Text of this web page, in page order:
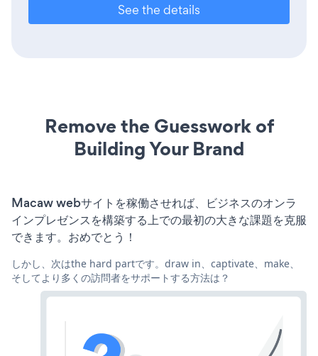
See the details
Remove the Guesswork of
Building Your Brand
Macaw webサイトを稼働させれば、ビジネスのオンラ
インプレゼンスを構築する上での最初の大きな課題を克服
できます。おめでとう！
しかし、次はthe hard partです。draw in、captivate、make、
そしてより多くの訪問者をサポートする方法は？